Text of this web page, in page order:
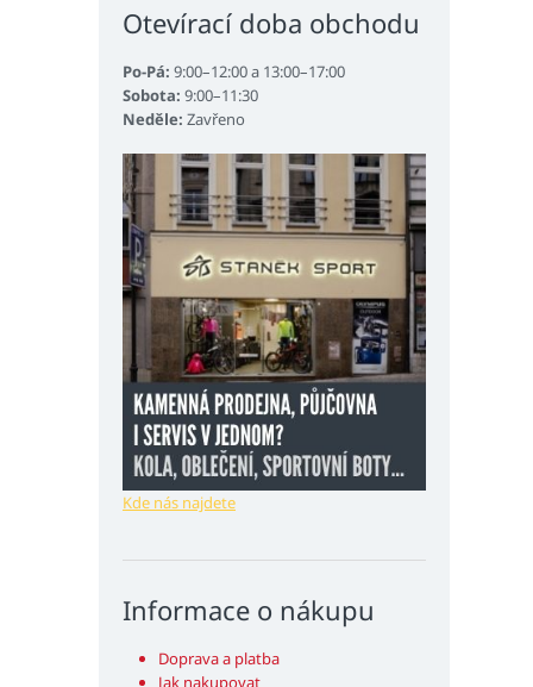
Otevírací doba obchodu
Po-Pá: 9:00–12:00 a 13:00–17:00
Sobota: 9:00–11:30
Neděle: Zavřeno
Kde nás najdete
Informace o nákupu
Doprava a platba
Jak nakupovat